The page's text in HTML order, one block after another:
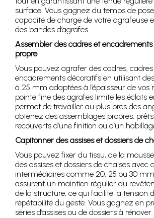
surface. Vous gagnez du temps de
capacité de charge de votre agrafeuse
des bandes d’agrafes.
Assembler des cadres et
propre
Vous pouvez agrafer des cadres,
encadrements décoratifs en utilisant
à 25 mm adaptées à l’épaisseur de vos
pointe fine des agrafes limite les éclats
permet de travailler au plus près des
obtenez des assemblages propres,
recouverts d’une finition ou d’un
Capitonner des assises et dossiers de
Vous pouvez fixer du tissu, de la
des assises et dossiers de chaises avec
intermédiaires comme 20, 25 ou 30
assurent un maintien régulier du
de la structure, ce qui facilite la tension
répétabilité du geste. Vous gagnez en
séries d’assises ou de dossiers à rénover.